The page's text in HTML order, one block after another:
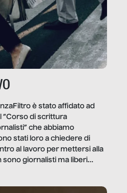
è stato affidato ad
“Corso di scrittura
che abbiamo
stati loro a chiedere di
al lavoro per mettersi alla
sono giornalisti ma liberi